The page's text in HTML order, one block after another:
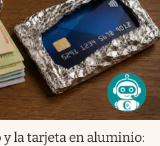
la tarjeta en aluminio: